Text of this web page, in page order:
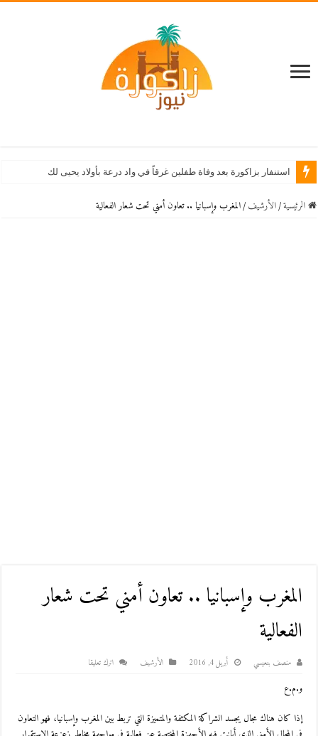
استنفار بزاكورة بعد وفاة طفلين غرقاً في واد درعة بأولاد يحيى لكراير
الرئيسية / اﻷرشيف / المغرب وإسبانيا .. تعاون أمني تحت شعار الفعالية
المغرب وإسبانيا .. تعاون أمني تحت شعار
الفعالية
منصف بنعيسي أبريل 4, 2016 اﻷرشيف اترك تعليقا
و.م.ع
إذا كان هناك مجال يجسد الشراكة المكثفة والمتميزة التي تربط بين المغرب وإسبانيا، فهو التعاون